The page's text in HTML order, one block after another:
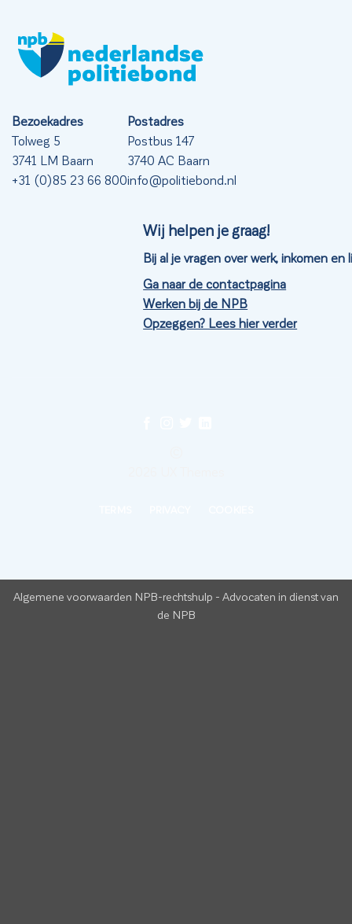
Bezoekadres
Tolweg 5
3741 LM Baarn
+31 (0)85 23 66 800
Postadres
Postbus 147
3740 AC Baarn
info@politiebond.nl
Wij helpen je graag!
Bij al je vragen over werk, inkomen en
Ga naar de contactpagina
Werken bij de NPB
Opzeggen? Lees hier verder
Algemene voorwaarden NPB-rechtshulp - Advocaten in dienst van
de NPB